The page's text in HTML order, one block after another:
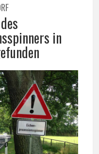
in